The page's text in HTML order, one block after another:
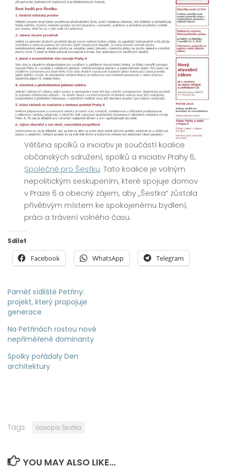
Většina spolků a iniciativ je součástí koalice
občanských sdružení, spolků a iniciativ Prahy 6,
Společně pro Šestku. Tato koalice je volným
nepolitickým seskupením, které spojuje domov
v Praze 6 a obecný zájem, aby „Šestka“ zůstala
přívětivým místem ke spokojenému bydlení,
práci a trávení volného času.
Sdílet
Facebook WhatsApp Telegram
Paměť sídliště Petřiny:
projekt, který propojuje
generace
Na Petřinách rostou nové
nepřiměřené dominanty
Spolky pořádaly Den
architektury
Tags: časopis Šestka
YOU MAY ALSO LIKE...